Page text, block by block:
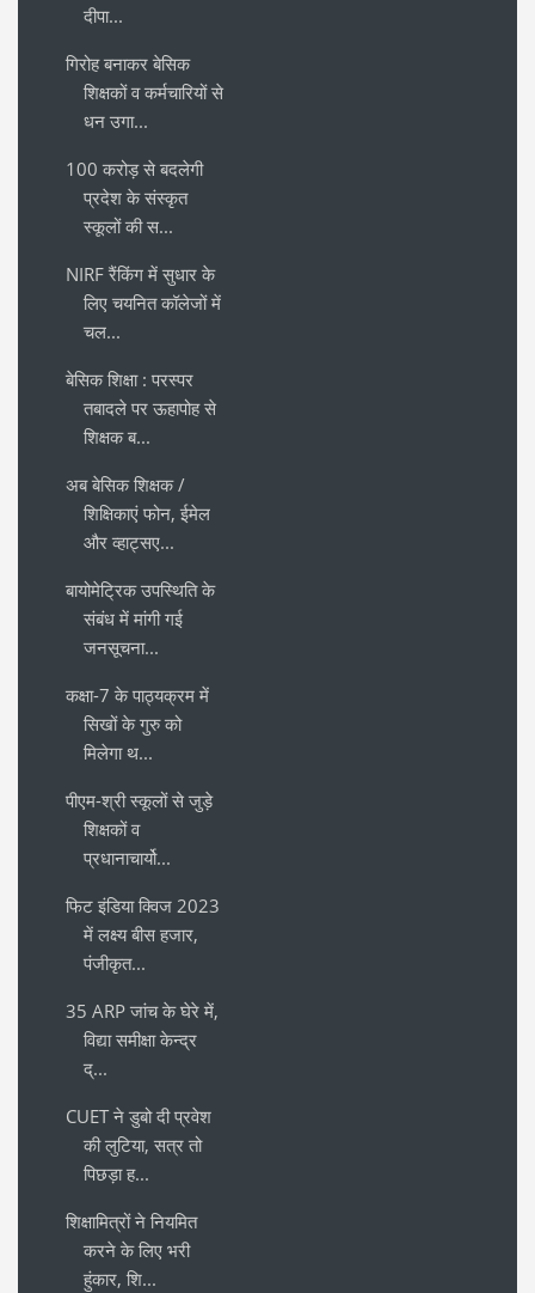
दीपा...
गिरोह बनाकर बेसिक
शिक्षकों व कर्मचारियों से
धन उगा...
100 करोड़ से बदलेगी
प्रदेश के संस्कृत
स्कूलों की स...
NIRF रैंकिंग में सुधार के
लिए चयनित कॉलेजों में
चल...
बेसिक शिक्षा : परस्पर
तबादले पर ऊहापोह से
शिक्षक ब...
अब बेसिक शिक्षक /
शिक्षिकाएं फोन, ईमेल
और व्हाट्सए...
बायोमेट्रिक उपस्थिति के
संबंध में मांगी गई
जनसूचना...
कक्षा-7 के पाठ्यक्रम में
सिखों के गुरु को
मिलेगा थ...
पीएम-श्री स्कूलों से जुड़े
शिक्षकों व
प्रधानाचार्यो...
फिट इंडिया क्विज 2023
में लक्ष्य बीस हजार,
पंजीकृत...
35 ARP जांच के घेरे में,
विद्या समीक्षा केन्द्र
द्...
CUET ने डुबो दी प्रवेश
की लुटिया, सत्र तो
पिछड़ा ह...
शिक्षामित्रों ने नियमित
करने के लिए भरी
हुंकार, शि...